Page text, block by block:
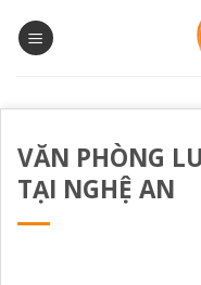
qua
VĂN PHÒNG
TẠI NGHỆ AN